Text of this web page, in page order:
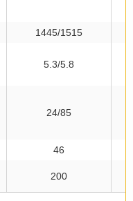
1445/1515
5.3/5.8
24/85
46
200